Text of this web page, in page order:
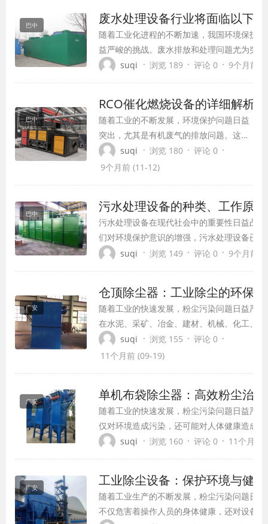
科技的先锋。
巴中 废水处理设备行业将面临以下
随着工业化进程的不断加速，我国环境保护
益严峻的挑战。废水排放和处理问题尤为突
了水源，还对生态环境和人体健康造成了严
境治理的得力助手。
suqi · 浏览 189 · 评论 0 · 9个月前
巴中
RCO催化燃烧设备的详细解析
随着工业的不断发展，环境保护问题日益
突出，尤其是有机废气的排放问题。这些
废气不仅对大气环境造成污染，还对人们
的健康产生威胁。为了解决这一问题，
案。
suqi · 浏览 180 · 评论 0 ·
9个月前 (11-12)
巴中 污水处理设备的种类、工作原
污水处理设备在现代社会中的重要性日益凸
们对环境保护意识的增强，污水处理设备已
护的重要工具之一。污水处理设备种类繁多
suqi · 浏览 149 · 评论 0 · 9个月前
广安
仓顶除尘器：工业除尘的环保
随着工业的快速发展，粉尘污染问题日益严
在水泥、采矿、冶金、建材、机械、化工、
加工等工矿企业中，粉尘对环境和工人健康
了严重威胁。为了解决这一问题，仓顶除尘
suqi · 浏览 155 · 评论 0 ·
11个月前 (09-19)
广安 单机布袋除尘器：高效粉尘治
随着工业的快速发展，粉尘污染问题日益严
仅对环境造成污染，还可能对人体健康造成
因此，高效粉尘治理技术的研究和应用显得
广泛应用。
suqi · 浏览 160 · 评论 0 · 11个月前
广安 工业除尘设备：保护环境与健
随着工业生产的不断发展，粉尘污染问题日
不仅危害着操作人员的身体健康，还对设备